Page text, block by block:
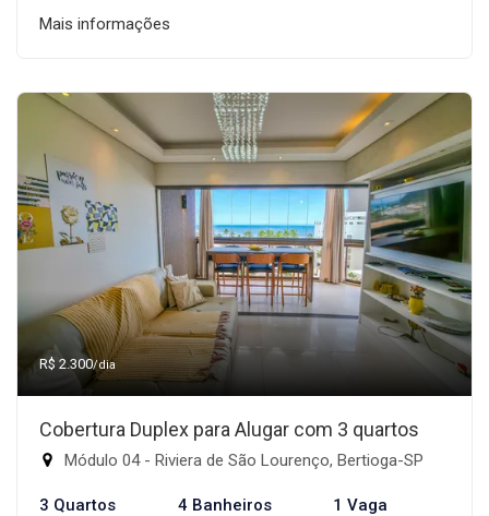
Mais informações
R$ 2.300/dia
Cobertura Duplex para Alugar com 3 quartos
Módulo 04 - Riviera de São Lourenço, Bertioga-SP
3 Quartos 4 Banheiros 1 Vaga